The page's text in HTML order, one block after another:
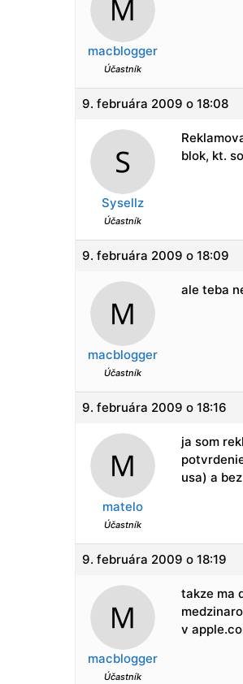
macblogger
Účastník
9. februára 2009 o 18:08
Sysellz
Účastník
blok, kt.
9. februára 2009 o 18:09
macblogger
Účastník
ale teba
9. februára 2009 o 18:16
matelo
Účastník
ja som
usa) a
9. februára 2009 o 18:19
macblogger
Účastník
takze ma
v